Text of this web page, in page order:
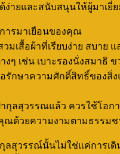
ง่ายและสนับสนุนให้ผู้มาเ
ารมาเยือนของคุณ
มเสื้อผ้าที่เรียบง่าย สบาย
างๆ เช่น เบาะรองนั่งสมา
อรักษาความศักดิ์สิทธิ์ของสิ่
กุลสุวรรณแล้ว ควรใช้โอก
ด้วยความงามตามธรรมช
ลสุวรรณ์นั้นไม่ใช่แค่การเ